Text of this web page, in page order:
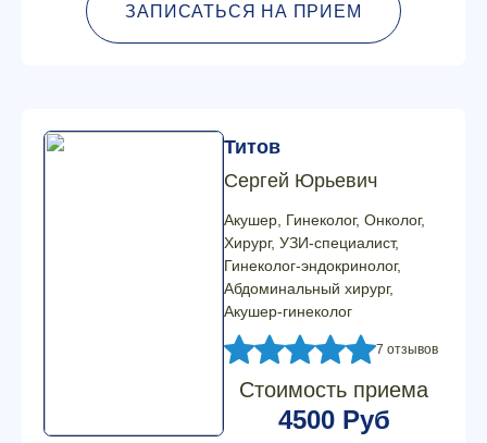
ЗАПИСАТЬСЯ НА ПРИЕМ
Титов
Сергей Юрьевич
Акушер, Гинеколог, Онколог,
Хирург, УЗИ-специалист,
Гинеколог-эндокринолог,
Абдоминальный хирург,
Акушер-гинеколог
7 отзывов
Стоимость приема
4500 Руб